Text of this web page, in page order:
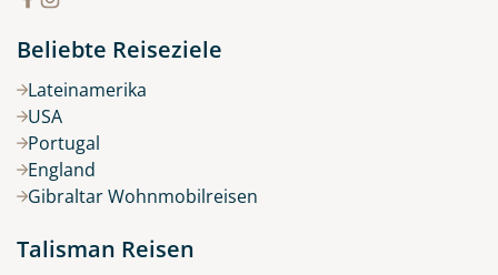
Beliebte Reiseziele
Lateinamerika
USA
Portugal
England
Gibraltar Wohnmobilreisen
Talisman Reisen